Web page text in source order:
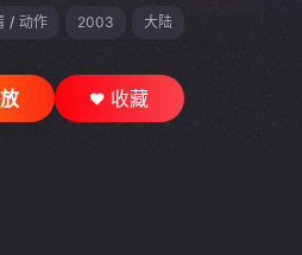
/ 动作 2003 大陆
收藏